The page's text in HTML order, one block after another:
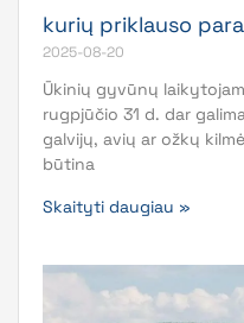
kurių priklauso
2025-08-20
Ūkinių gyvūnų
rugpjūčio 31 d. dar
galvijų, avių ar ožkų
būtina
Skaityti daugiau »